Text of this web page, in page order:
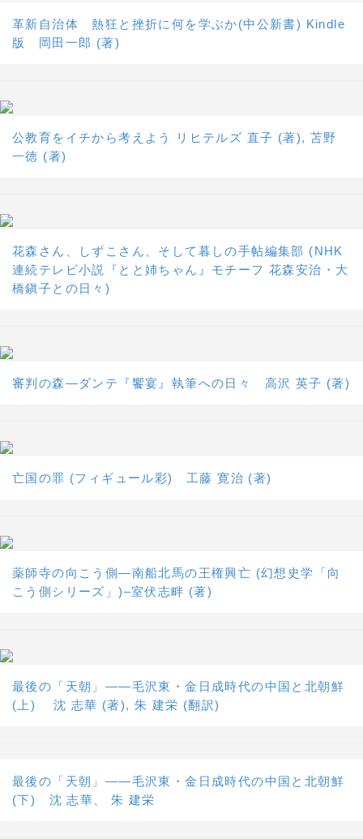
革新自治体 熱狂と挫折に何を学ぶか(中公新書) Kindle
版 岡田一郎 (著)
公教育をイチから考えよう リヒテルズ 直子 (著), 苫野
一徳 (著)
花森さん、しずこさん、そして暮しの手帖編集部 (NHK
連続テレビ小説『とと姉ちゃん』モチーフ 花森安治・大
橋鎭子との日々)
審判の森―ダンテ『饗宴』執筆への日々 高沢 英子 (著)
亡国の罪 (フィギュール彩) 工藤 寛治 (著)
薬師寺の向こう側―南船北馬の王権興亡 (幻想史学「向
こう側シリーズ」)–室伏志畔 (著)
最後の「天朝」――毛沢東・金日成時代の中国と北朝鮮
(上) 沈 志華 (著), 朱 建栄 (翻訳)
最後の「天朝」――毛沢東・金日成時代の中国と北朝鮮
(下) 沈 志華、 朱 建栄